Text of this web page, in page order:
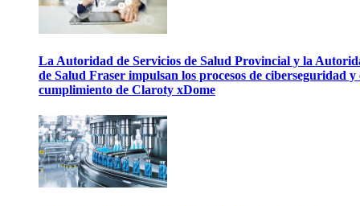
La Autoridad de Servicios de Salud Provincial y la
de Salud Fraser impulsan los procesos de ciberseguridad y
cumplimiento de Claroty xDome